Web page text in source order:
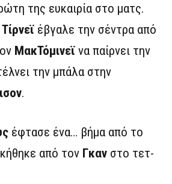
της ευκαιρία στο ματς.
Τίρνεϊ έβγαλε την σέντρα από
ΜακΤόμινεϊ να παίρνει την
την μπάλα στην
.
έφτασε ένα… βήμα από το
από τον Γκαν στο τετ-